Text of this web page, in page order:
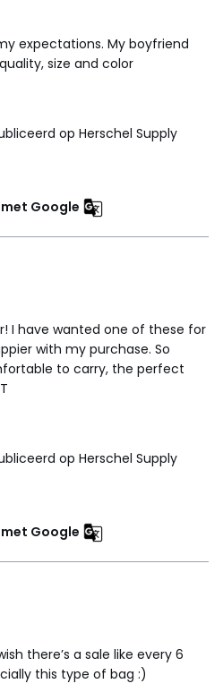
expectations. My boyfriend
size and color
op Herschel Supply
Google
I have wanted one of these for
with my purchase. So
to carry, the perfect
op Herschel Supply
Google
there’s a sale like every 6
this type of bag :)